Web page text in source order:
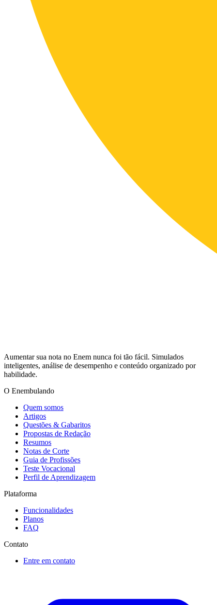
Aumentar sua nota no Enem nunca foi tão fácil. Simulados
inteligentes, análise de desempenho e conteúdo organizado por
habilidade.
O Enembulando
Quem somos
Artigos
Questões & Gabaritos
Propostas de Redação
Resumos
Notas de Corte
Guia de Profissões
Teste Vocacional
Perfil de Aprendizagem
Plataforma
Funcionalidades
Planos
FAQ
Contato
Entre em contato